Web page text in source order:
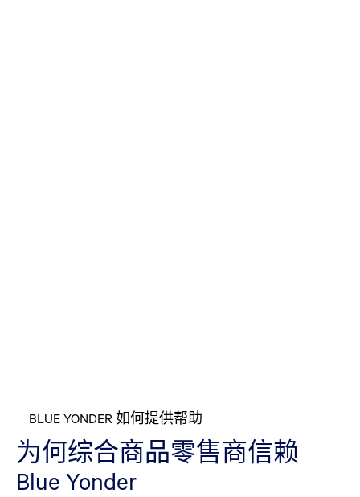
BLUE YONDER 如何提供帮助
为何综合商品零售商信赖
Blue Yonder